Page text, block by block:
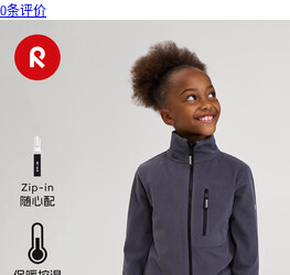
0条评价